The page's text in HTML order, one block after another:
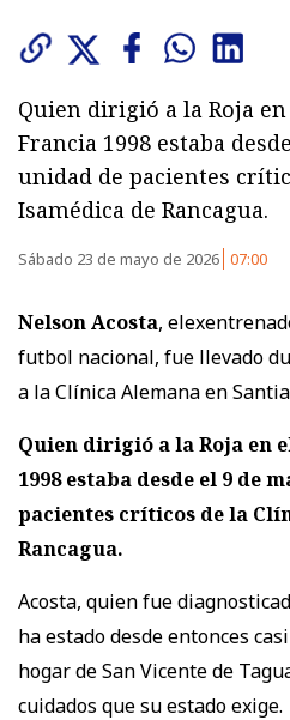
Quien dirigió a la Roja
Francia 1998 estaba
unidad de pacientes
Isamédica de Rancagua.
Sábado 23 de mayo de 2026 07:00
Nelson Acosta,
futbol nacional, fue llevado
a la Clínica Alemana en
Quien dirigió a la Roja en
1998 estaba desde el 9 de
pacientes críticos de la
Rancagua.
Acosta, quien fue
ha estado desde entonces
hogar de San Vicente de
cuidados que su estado exige.